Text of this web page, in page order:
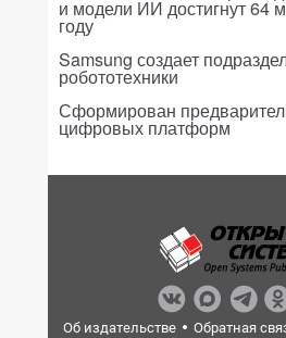
и модели ИИ достигнут 64
году
Samsung создает
робототехники
Сформирован
цифровых платформ
Об издательстве Обратная